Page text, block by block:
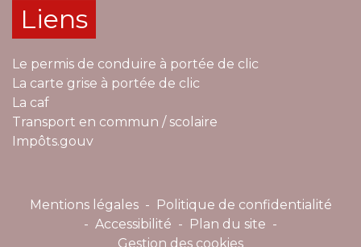
Liens
Le permis de conduire à portée de clic
La carte grise à portée de clic
La caf
Transport en commun / scolaire
Impôts.gouv
Mentions légales - Politique de confidentialité
- Accessibilité - Plan du site -
Gestion des cookies